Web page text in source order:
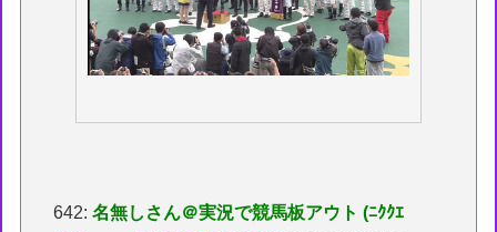
642:名無しさん＠実況で競馬板アウト (ﾆｸｸｴ